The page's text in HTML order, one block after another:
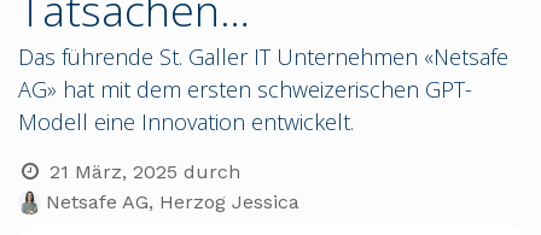
Das führende St. Galler IT Unternehmen «Netsafe
AG» hat mit dem ersten schweizerischen GPT-
Modell eine Innovation entwickelt.
21 März, 2025 durch
Netsafe AG, Herzog Jessica